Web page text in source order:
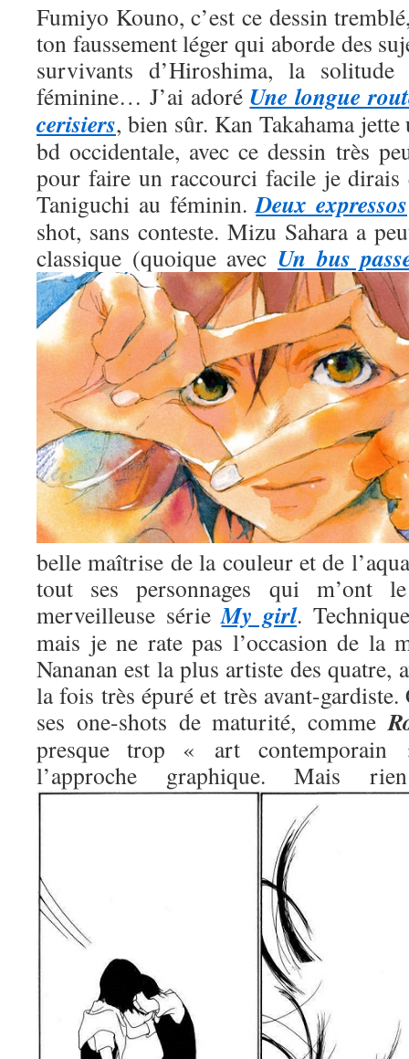
Fumiyo Kouno, c’est ce dessin
ton faussement léger qui aborde des
survivants d’Hiroshima, la
féminine… J’ai adoré Une longue
cerisiers, bien sûr. Kan Takahama
bd occidentale, avec ce dessin très
pour faire un raccourci facile je dirais
Taniguchi au féminin.Deux expressos
shot, sans conteste. Mizu Sahara a
classique (quoique avec Un bus
belle maîtrise de la couleur et de
tout ses personnages qui m’ont
merveilleuse sérieMy girl.
mais je ne rate pas l’occasion de la
Nananan est la plus artiste des quatre,
la fois très épuré et très avant-
ses one-shots de maturité, comme
presque trop « art contemporain
l’approche graphique. Mais